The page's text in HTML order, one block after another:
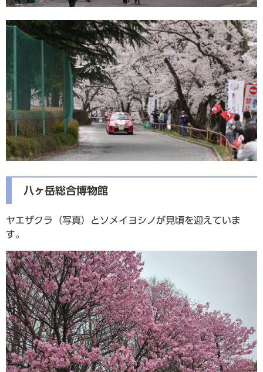
八ヶ岳総合博物館
ヤエザクラ（写真）とソメイヨシノが見頃を迎えていま
す。